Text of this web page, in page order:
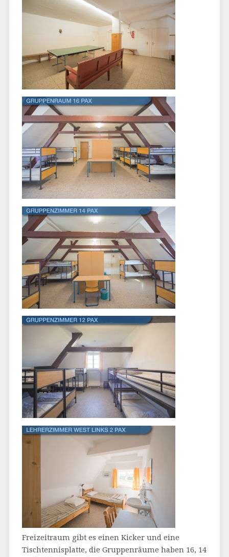
Freizeitraum gibt es einen Kicker und eine
Tischtennisplatte, die Gruppenräume haben 16, 14